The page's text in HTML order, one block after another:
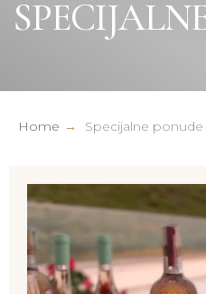
Home → Specijalne ponude